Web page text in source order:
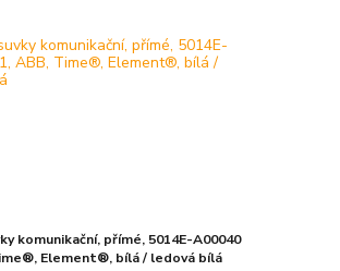
komunikační, přímé, 5014E-A00040
Element®, bílá / ledová bílá